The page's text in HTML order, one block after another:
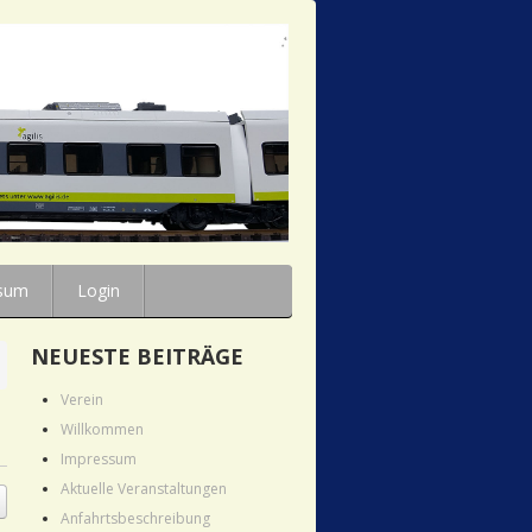
Login
NEUESTE BEITRÄGE
Verein
Willkommen
Impressum
Aktuelle Veranstaltungen
Anfahrtsbeschreibung